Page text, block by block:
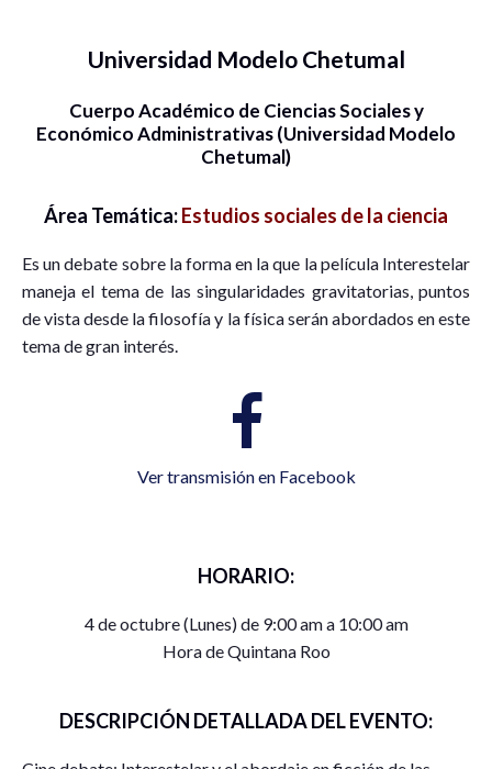
Universidad Modelo Chetumal
Cuerpo Académico de Ciencias Sociales y
Económico Administrativas (Universidad Modelo
Chetumal)
Área Temática:Estudios sociales de la ciencia
Es un debate sobre la forma en la que la película Interestelar
maneja el tema de las singularidades gravitatorias, puntos
de vista desde la filosofía y la física serán abordados en este
tema de gran interés.
Ver transmisión en Facebook
HORARIO:
4 de octubre (Lunes) de 9:00 am a 10:00 am
Hora de Quintana Roo
DESCRIPCIÓN DETALLADA DEL EVENTO: